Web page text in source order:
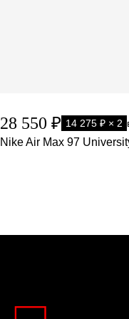
28 550 ₽ 14 275 ₽ × 2
Nike Air Max 97